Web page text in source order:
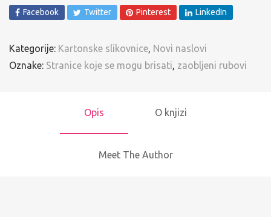
Facebook Twitter Pinterest LinkedIn
Kategorije: Kartonske slikovnice, Novi naslovi
Oznake: Stranice koje se mogu brisati, zaobljeni rubovi
Opis O knjizi
Meet The Author